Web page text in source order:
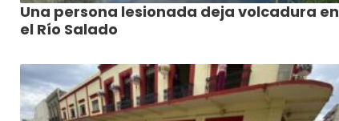
Una persona lesionada deja volcadura en
el Río Salado